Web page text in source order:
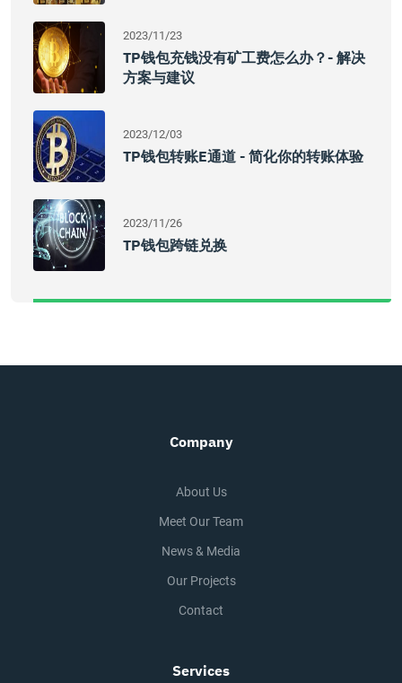
2023/11/23
TP钱包充钱没有矿工费怎么办？- 解决
方案与建议
2023/12/03
TP钱包转账e通道 - 简化你的转账体验
2023/11/26
TP钱包跨链兑换
Company
About Us
Meet Our Team
News & Media
Our Projects
Contact
Services